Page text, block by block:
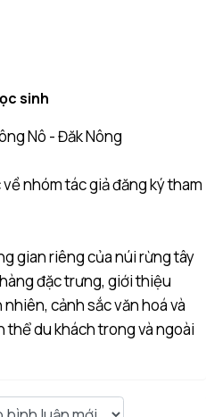
sinh
Nô - Đăk Nông
nhóm tác giả đăng ký tham
gian riêng của núi rừng tây
đặc trưng, giới thiệu
cảnh sắc văn hoá và
thể du khách trong và ngoài